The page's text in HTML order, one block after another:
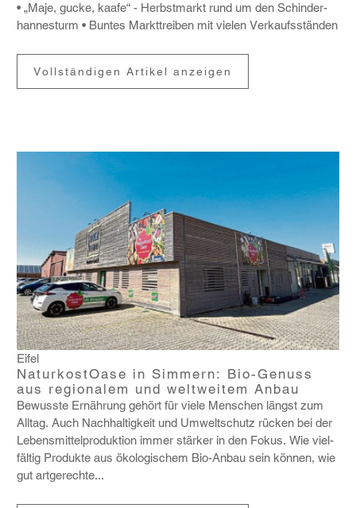
• „Maje, gucke, kaafe“ - Herbst­markt rund um den Schin­der­
han­nes­turm • Buntes Markt­treiben mit vielen Verkaufs­ständen
Vollständigen Artikel anzeigen
Eifel
NaturkostOase in Simmern: Bio-Genuss
aus regionalem und weltweitem Anbau
Bewusste Ernäh­rung gehört für viele Menschen längst zum
Alltag. Auch Nach­hal­tig­keit und Umwelt­schutz rücken bei der
Lebens­mit­tel­pro­duk­tion immer stärker in den Fokus. Wie viel­
fältig Produkte aus ökolo­gi­schem Bio-Anbau sein können, wie
gut artge­rechte...